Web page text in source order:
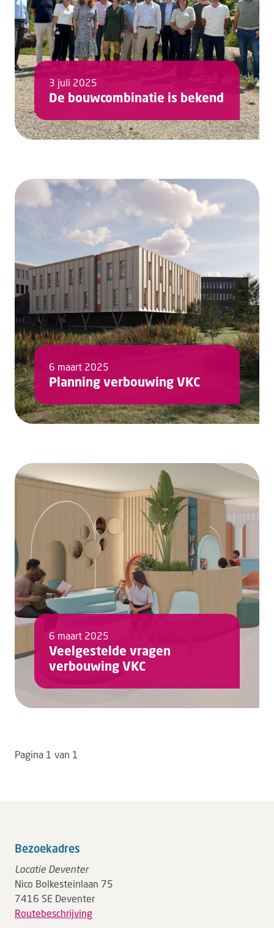
3 juli 2025
De bouwcombinatie is bekend
6 maart 2025
Planning verbouwing VKC
6 maart 2025
Veelgestelde vragen
verbouwing VKC
Pagina 1 van 1
Bezoekadres
Locatie Deventer
Nico Bolkesteinlaan 75
7416 SE Deventer
Routebeschrijving